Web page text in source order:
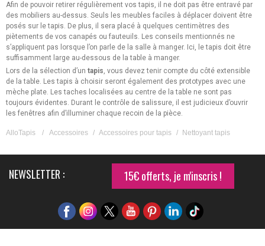
Afin de pouvoir retirer régulièrement vos tapis, il ne doit pas être entravé par
des mobiliers au-dessus. Seuls les meubles faciles à déplacer doivent être
posés sur le tapis. De plus, il sera placé à quelques centimètres des
piètements de vos canapés ou fauteuils. Les conseils mentionnés ne
s’appliquent pas lorsque l’on parle de la salle à manger. Ici, le tapis doit être
suffisamment large au-dessous de la table à manger.
Lors de la sélection d’un tapis, vous devez tenir compte du côté extensible
de la table. Les tapis à choisir seront également des prototypes avec une
mèche plate. Les taches localisées au centre de la table ne sont pas
toujours évidentes. Durant le contrôle de salissure, il est judicieux d’ouvrir
les fenêtres afin d’illuminer chaque recoin de la pièce.
AlloTapis / Accessoires / Accessoires pour tapis / Nettoyant tapis
NEWSLETTER : 15€ offerts, je m'inscris !